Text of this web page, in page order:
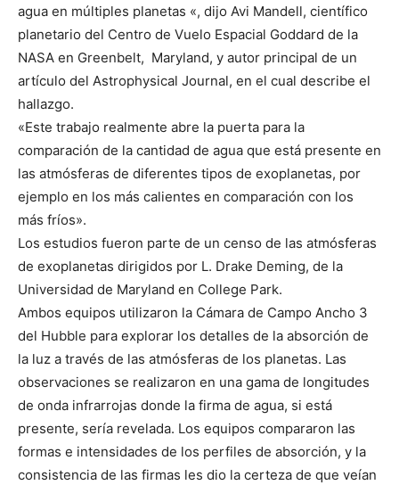
agua en múltiples planetas «, dijo Avi Mandell, científico
planetario del Centro de Vuelo Espacial Goddard de la
NASA en Greenbelt, Maryland, y autor principal de un
artículo del Astrophysical Journal, en el cual describe el
hallazgo.
«Este trabajo realmente abre la puerta para la
comparación de la cantidad de agua que está presente en
las atmósferas de diferentes tipos de exoplanetas, por
ejemplo en los más calientes en comparación con los
más fríos».
Los estudios fueron parte de un censo de las atmósferas
de exoplanetas dirigidos por L. Drake Deming, de la
Universidad de Maryland en College Park.
Ambos equipos utilizaron la Cámara de Campo Ancho 3
del Hubble para explorar los detalles de la absorción de
la luz a través de las atmósferas de los planetas. Las
observaciones se realizaron en una gama de longitudes
de onda infrarrojas donde la firma de agua, si está
presente, sería revelada. Los equipos compararon las
formas e intensidades de los perfiles de absorción, y la
consistencia de las firmas les dio la certeza de que veían